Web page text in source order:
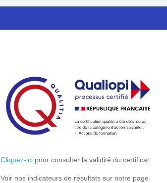
Cliquez-icipour consulter la validité du certificat.
Voir nos indicateurs de résultats sur notre page